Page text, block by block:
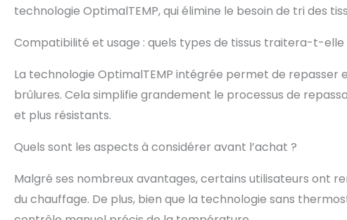
technologie OptimalTEMP, qui élimine le besoin de tri des
Compatibilité et usage : quels types de tissus traitera-t-elle
La technologie OptimalTEMP intégrée permet de repasser
brûlures. Cela simplifie grandement le processus de
et plus résistants.
Quels sont les aspects à considérer avant l’achat ?
Malgré ses nombreux avantages, certains utilisateurs ont
du chauffage. De plus, bien que la technologie sans